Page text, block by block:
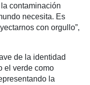
contaminación
necesita. Es
con orgullo”,
de la identidad
el verde como
la